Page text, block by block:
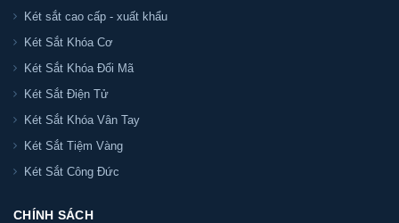
Két sắt cao cấp - xuất khẩu
Két Sắt Khóa Cơ
Két Sắt Khóa Đổi Mã
Két Sắt Điện Tử
Két Sắt Khóa Vân Tay
Két Sắt Tiệm Vàng
Két Sắt Công Đức
CHÍNH SÁCH